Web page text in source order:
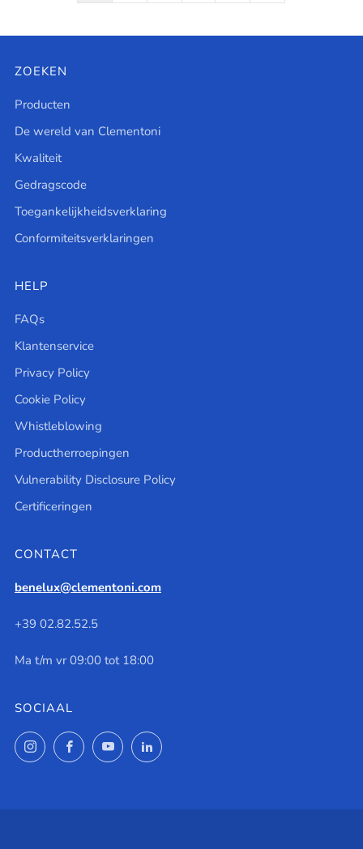
ZOEKEN
Producten
De wereld van Clementoni
Kwaliteit
Gedragscode
Toegankelijkheidsverklaring
Conformiteitsverklaringen
HELP
FAQs
Klantenservice
Privacy Policy
Cookie Policy
Whistleblowing
Productherroepingen
Vulnerability Disclosure Policy
Certificeringen
CONTACT
benelux@clementoni.com
+39 02.82.52.5
Ma t/m vr 09:00 tot 18:00
SOCIAAL
InstagramFacebookYouTubeLinkedIn